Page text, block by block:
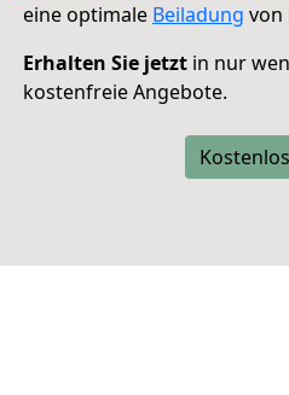
eine optimale Beiladung von
Erhalten Sie jetzt in nur
kostenfreie Angebote.